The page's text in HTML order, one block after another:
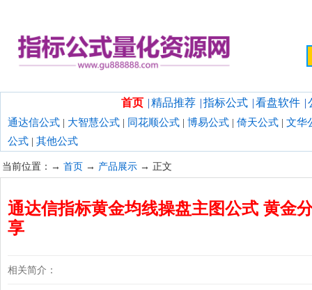
首页 | 精品推荐 | 指标公式 | 看盘软件 |
通达信公式 | 大智慧公式 | 同花顺公式 | 博易公式 | 倚天公式 | 文华
公式 | 其他公式
当前位置：→ 首页 → 产品展示 → 正文
通达信指标黄金均线操盘主图公式 黄金
享
相关简介：